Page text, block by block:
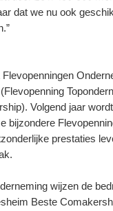
dat we nu ook
Volgend jaar
bijzondere
prestaties
wijzen de
Beste